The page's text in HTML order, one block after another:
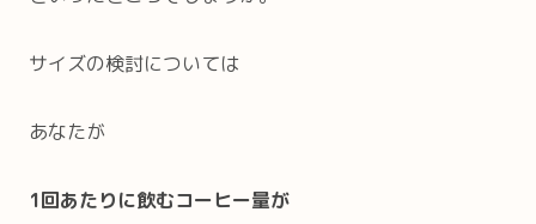
サイズの検討については
あなたが
1回あたりに飲むコーヒー量が